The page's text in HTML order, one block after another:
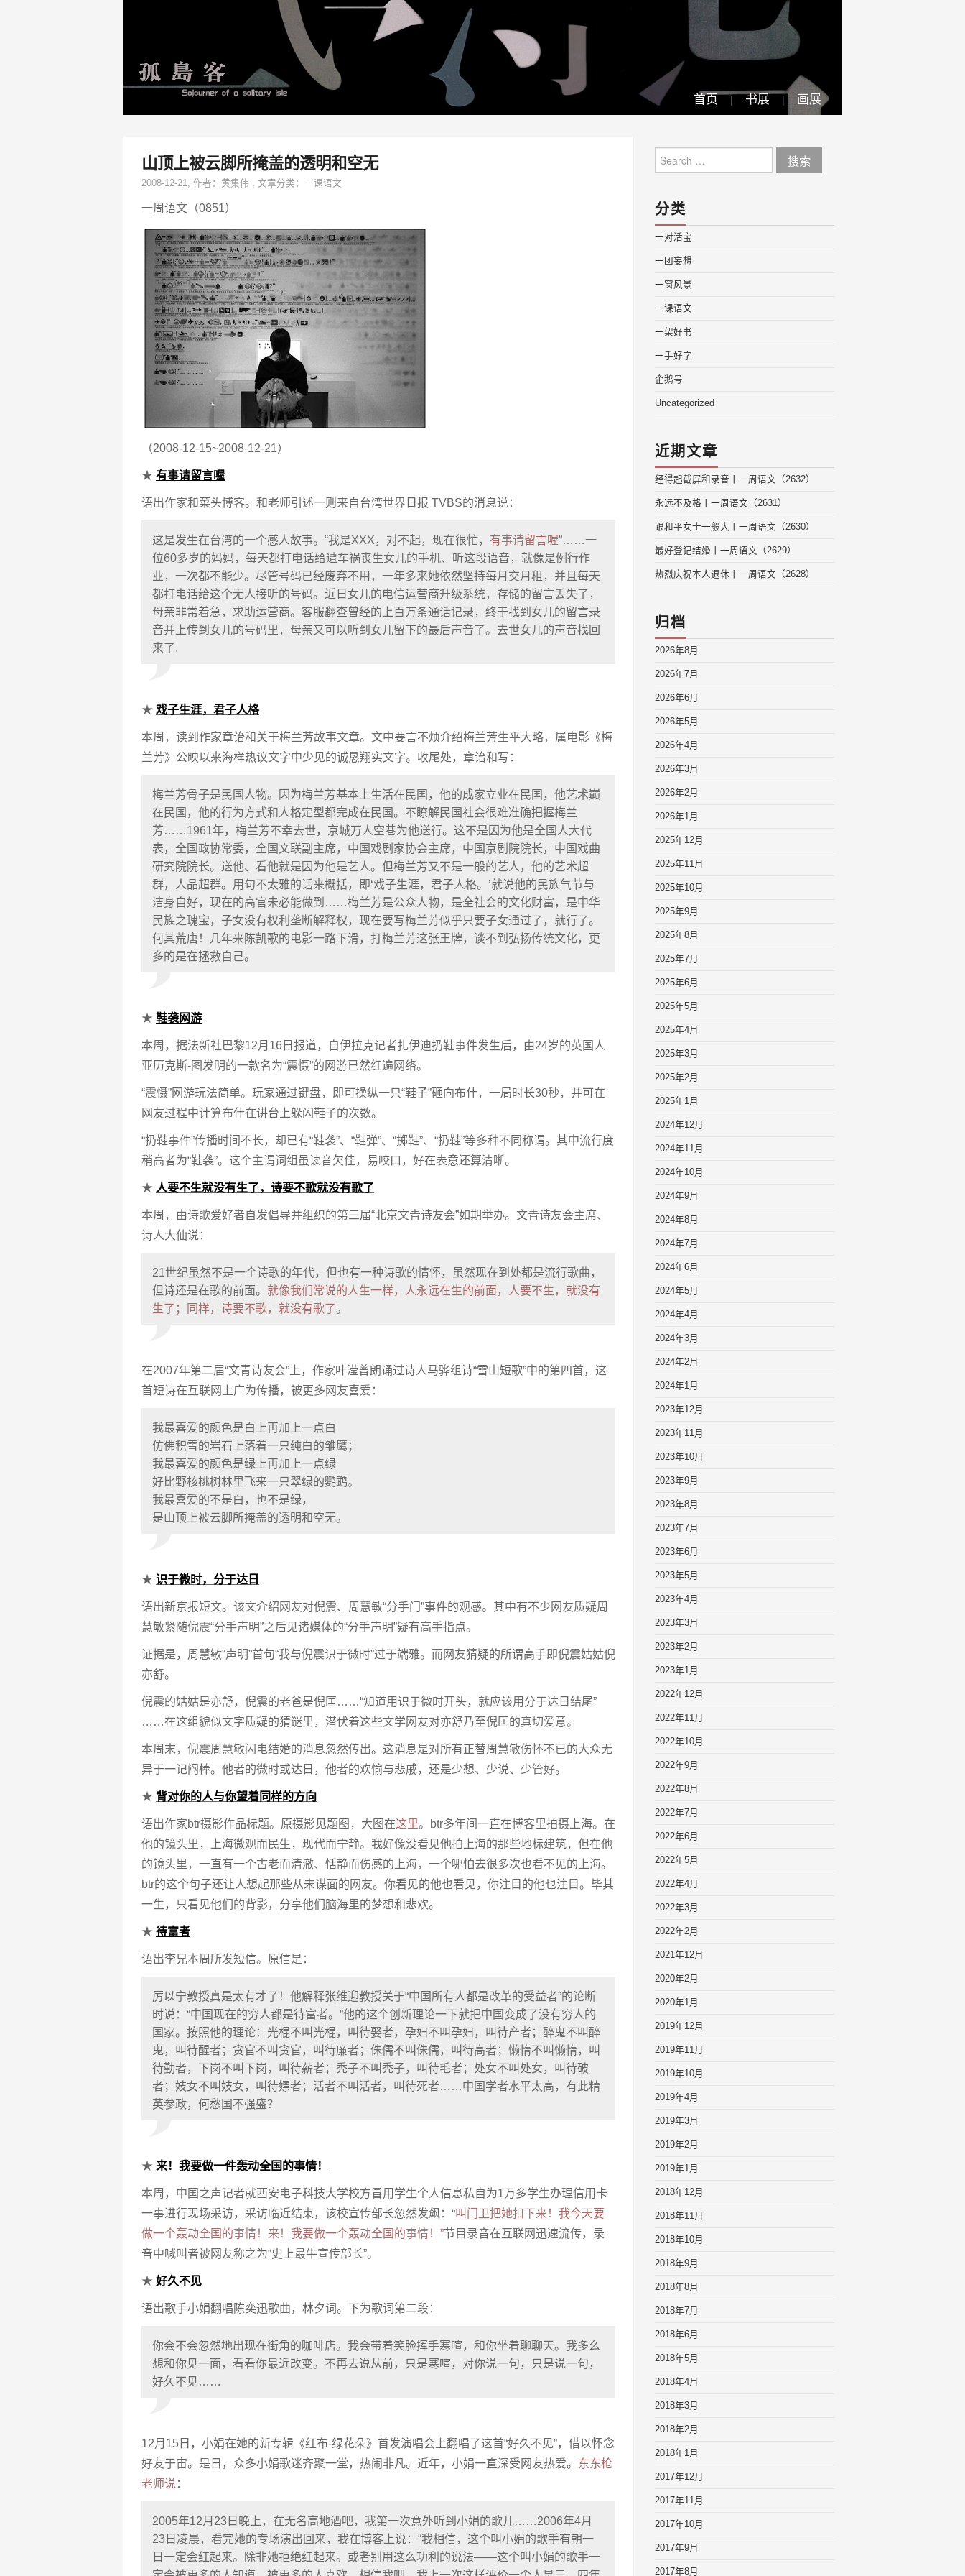
首页 书展 画展
山顶上被云脚所掩盖的透明和空无
2008-12-21, 作者： 黄集伟 , 文章分类： 一课语文
一周语文（0851）
（2008-12-15~2008-12-21）
★ 有事请留言喔
语出作家和菜头博客。和老师引述一则来自台湾世界日报 TVBS的消息说：
这是发生在台湾的一个感人故事。“我是XXX，对不起，现在很忙， 有事请留言喔”……一
位60多岁的妈妈，每天都打电话给遭车祸丧生女儿的手机、听这段语音，就像是例行作
业，一次都不能少。尽管号码已经废弃不用，一年多来她依然坚持每月交月租，并且每天
都打电话给这个无人接听的号码。近日女儿的电信运营商升级系统，存储的留言丢失了，
母亲非常着急，求助运营商。客服翻查曾经的上百万条通话记录，终于找到女儿的留言录
音并上传到女儿的号码里，母亲又可以听到女儿留下的最后声音了。去世女儿的声音找回
来了.
★ 戏子生涯，君子人格
本周，读到作家章诒和关于梅兰芳故事文章。文中要言不烦介绍梅兰芳生平大略，属电影《梅
兰芳》公映以来海样热议文字中少见的诚恳翔实文字。收尾处，章诒和写：
梅兰芳骨子是民国人物。因为梅兰芳基本上生活在民国，他的成家立业在民国，他艺术巅
在民国，他的行为方式和人格定型都完成在民国。不瞭解民国社会很难准确把握梅兰
芳……1961年，梅兰芳不幸去世，京城万人空巷为他送行。这不是因为他是全国人大代
表，全国政协常委，全国文联副主席，中国戏剧家协会主席，中国京剧院院长，中国戏曲
研究院院长。送他、看他就是因为他是艺人。但梅兰芳又不是一般的艺人，他的艺术超
群，人品超群。用句不太雅的话来概括，即‘戏子生涯，君子人格。’就说他的民族气节与
洁身自好，现在的高官未必能做到……梅兰芳是公众人物，是全社会的文化财富，是中华
民族之瑰宝，子女没有权利垄断解释权，现在要写梅兰芳似乎只要子女通过了，就行了。
何其荒唐！几年来陈凯歌的电影一路下滑，打梅兰芳这张王牌，谈不到弘扬传统文化，更
多的是在拯救自己。
★ 鞋袭网游
本周，据法新社巴黎12月16日报道，自伊拉克记者扎伊迪扔鞋事件发生后，由24岁的英国人
亚历克斯-图发明的一款名为“震慑”的网游已然红遍网络。
“震慑”网游玩法简单。玩家通过键盘，即可操纵一只“鞋子”砸向布什，一局时长30秒，并可在
网友过程中计算布什在讲台上躲闪鞋子的次数。
“扔鞋事件”传播时间不长，却已有“鞋袭”、“鞋弹”、“掷鞋”、“扔鞋”等多种不同称谓。其中流行度
稍高者为“鞋袭”。这个主谓词组虽读音欠佳，易咬口，好在表意还算清晰。
★ 人要不生就没有生了，诗要不歌就没有歌了
本周，由诗歌爱好者自发倡导并组织的第三届“北京文青诗友会”如期举办。文青诗友会主席、
诗人大仙说：
21世纪虽然不是一个诗歌的年代，但也有一种诗歌的情怀，虽然现在到处都是流行歌曲，
但诗还是在歌的前面。 就像我们常说的人生一样，人永远在生的前面，人要不生，就没有
生了；同样，诗要不歌，就没有歌了。
在2007年第二届“文青诗友会”上，作家叶滢曾朗诵过诗人马骅组诗“雪山短歌”中的第四首，这
首短诗在互联网上广为传播，被更多网友喜爱：
我最喜爱的颜色是白上再加上一点白
仿佛积雪的岩石上落着一只纯白的雏鹰；
我最喜爱的颜色是绿上再加上一点绿
好比野核桃树林里飞来一只翠绿的鹦鹉。
我最喜爱的不是白，也不是绿，
是山顶上被云脚所掩盖的透明和空无。
★ 识于微时，分于达日
语出新京报短文。该文介绍网友对倪震、周慧敏“分手门”事件的观感。其中有不少网友质疑周
慧敏紧随倪震“分手声明”之后见诸媒体的“分手声明”疑有高手指点。
证据是，周慧敏“声明”首句“我与倪震识于微时”过于端雅。而网友猜疑的所谓高手即倪震姑姑倪
亦舒。
倪震的姑姑是亦舒，倪震的老爸是倪匡……“知道用识于微时开头，就应该用分于达日结尾”
……在这组貌似文字质疑的猜谜里，潜伏着这些文学网友对亦舒乃至倪匡的真切爱意。
本周末，倪震周慧敏闪电结婚的消息忽然传出。这消息是对所有正替周慧敏伤怀不已的大众无
异于一记闷棒。他者的微时或达日，他者的欢愉与悲戚，还是少想、少说、少管好。
★ 背对你的人与你望着同样的方向
语出作家btr摄影作品标题。原摄影见题图，大图在这里。btr多年间一直在博客里拍摄上海。在
他的镜头里，上海微观而民生，现代而宁静。我好像没看见他拍上海的那些地标建筑，但在他
的镜头里，一直有一个古老而清澈、恬静而伤感的上海，一个哪怕去很多次也看不见的上海。
btr的这个句子还让人想起那些从未谋面的网友。你看见的他也看见，你注目的他也注目。毕其
一生，只看见他们的背影，分享他们脑海里的梦想和悲欢。
★ 待富者
语出李兄本周所发短信。原信是：
厉以宁教授真是太有才了！他解释张维迎教授关于“中国所有人都是改革的受益者”的论断
时说：“中国现在的穷人都是待富者。”他的这个创新理论一下就把中国变成了没有穷人的
国家。按照他的理论：光棍不叫光棍，叫待娶者，孕妇不叫孕妇，叫待产者；醉鬼不叫醉
鬼，叫待醒者；贪官不叫贪官，叫待廉者；侏儒不叫侏儒，叫待高者；懒惰不叫懒惰，叫
待勤者，下岗不叫下岗，叫待薪者；秃子不叫秃子，叫待毛者；处女不叫处女，叫待破
者；妓女不叫妓女，叫待嫖者；活者不叫活者，叫待死者……中国学者水平太高，有此精
英参政，何愁国不强盛？
★ 来！我要做一件轰动全国的事情！
本周，中国之声记者就西安电子科技大学校方冒用学生个人信息私自为1万多学生办理信用卡
一事进行现场采访，采访临近结束，该校宣传部长忽然发飙：“叫门卫把她扣下来！我今天要
做一个轰动全国的事情！来！我要做一个轰动全国的事情！”节目录音在互联网迅速流传，录
音中喊叫者被网友称之为“史上最牛宣传部长”。
★ 好久不见
语出歌手小娟翻唱陈奕迅歌曲，林夕词。下为歌词第二段：
你会不会忽然地出现在街角的咖啡店。我会带着笑脸挥手寒喧，和你坐着聊聊天。我多么
想和你见一面，看看你最近改变。不再去说从前，只是寒喧，对你说一句，只是说一句，
好久不见……
12月15日，小娟在她的新专辑《红布-绿花朵》首发演唱会上翻唱了这首“好久不见”，借以怀念
好友于宙。是日，众多小娟歌迷齐聚一堂，热闹非凡。近年，小娟一直深受网友热爱。 东东枪
老师说：
2005年12月23日晚上，在无名高地酒吧，我第一次意外听到小娟的歌儿……2006年4月
23日凌晨，看完她的专场演出回来，我在博客上说：“我相信，这个叫小娟的歌手有朝一
日一定会红起来。除非她拒绝红起来。或者别用这么功利的说法——这个叫小娟的歌手一
for:
分类
一对活宝
一团妄想
一窗风景
一课语文
一架好书
一手好字
企鹅号
Uncategorized
近期文章
经得起截屏和录音丨一周语文（2632）
永远不及格丨一周语文（2631）
跟和平女士一般大丨一周语文（2630）
最好登记结婚丨一周语文（2629）
热烈庆祝本人退休丨一周语文（2628）
归档
2026年8月
2026年7月
2026年6月
2026年5月
2026年4月
2026年3月
2026年2月
2026年1月
2025年12月
2025年11月
2025年10月
2025年9月
2025年8月
2025年7月
2025年6月
2025年5月
2025年4月
2025年3月
2025年2月
2025年1月
2024年12月
2024年11月
2024年10月
2024年9月
2024年8月
2024年7月
2024年6月
2024年5月
2024年4月
2024年3月
2024年2月
2024年1月
2023年12月
2023年11月
2023年10月
2023年9月
2023年8月
2023年7月
2023年6月
2023年5月
2023年4月
2023年3月
2023年2月
2023年1月
2022年12月
2022年11月
2022年10月
2022年9月
2022年8月
2022年7月
2022年6月
2022年5月
2022年4月
2022年3月
2022年2月
2021年12月
2020年2月
2020年1月
2019年12月
2019年11月
2019年10月
2019年4月
2019年3月
2019年2月
2019年1月
2018年12月
2018年11月
2018年10月
2018年9月
2018年8月
2018年7月
2018年6月
2018年5月
2018年4月
2018年3月
2018年2月
2018年1月
2017年12月
2017年11月
2017年10月
2017年9月
2017年8月